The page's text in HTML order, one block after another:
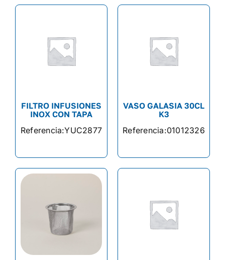
FILTRO INFUSIONES
INOX CON TAPA
Referencia:YUC2877
VASO GALASIA 30CL
K3
Referencia:01012326